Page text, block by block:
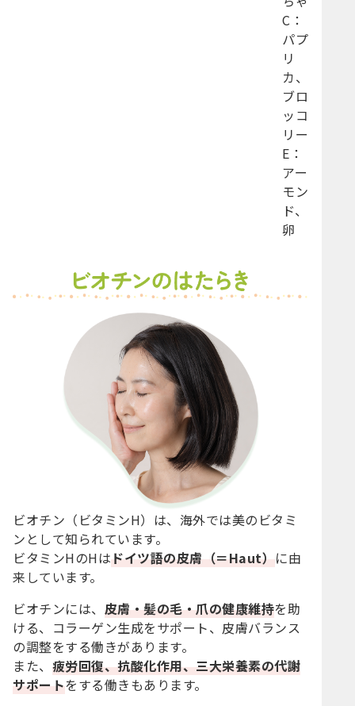
C：
パプ
リ
カ、
ブロ
ッコ
リー
E：
アー
モン
ド、
卵
ビオチン（ビタミンH）は、海外では美のビタミ
ンとして知られています。
ビタミンHのHはドイツ語の皮膚（＝Haut）に由
来しています。
ビオチンには、 皮膚・髪の毛・爪の健康維持を助
ける、コラーゲン生成をサポート、皮膚バランス
の調整をする働きがあります。
また、 疲労回復、抗酸化作用、三大栄養素の代謝
サポートをする働きもあります。